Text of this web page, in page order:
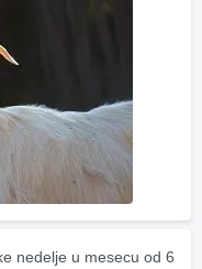
nedelje u mesecu od 6